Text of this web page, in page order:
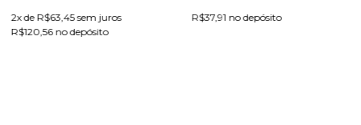
2x de R$63,45sem juros
R$120,56 no depósito
R$37,91 no depósito